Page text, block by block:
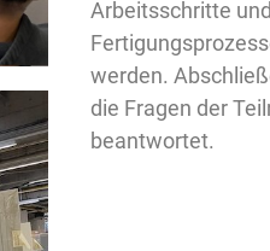
Arbeitsschritte und
werden.
die Fragen der
beantwortet.